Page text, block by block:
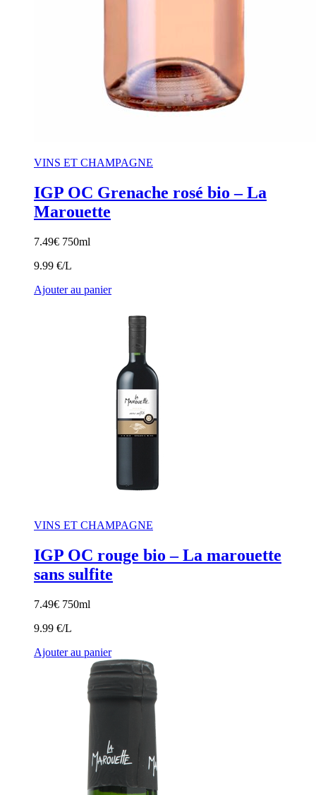
VINS ET CHAMPAGNE
IGP OC Grenache rosé bio – La
Marouette
7.49€ 750ml
9.99 €/L
Ajouter au panier
VINS ET CHAMPAGNE
IGP OC rouge bio – La marouette
sans sulfite
7.49€ 750ml
9.99 €/L
Ajouter au panier